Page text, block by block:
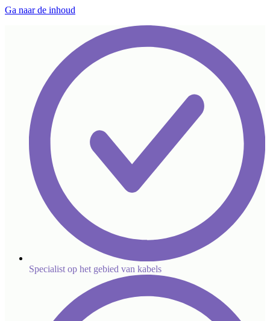
Ga naar de inhoud
Specialist op het gebied van kabels